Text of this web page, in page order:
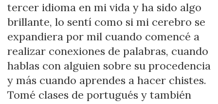
tercer idioma en mi vida y ha sido algo
brillante, lo sentí como si mi cerebro se
expandiera por mil cuando comencé a
realizar conexiones de palabras, cuando
hablas con alguien sobre su procedencia
y más cuando aprendes a hacer chistes.
Tomé clases de portugués y también